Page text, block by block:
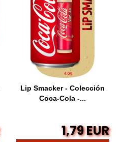
Lip Smacker - Colección
Coca-Cola -...
1,79 EUR